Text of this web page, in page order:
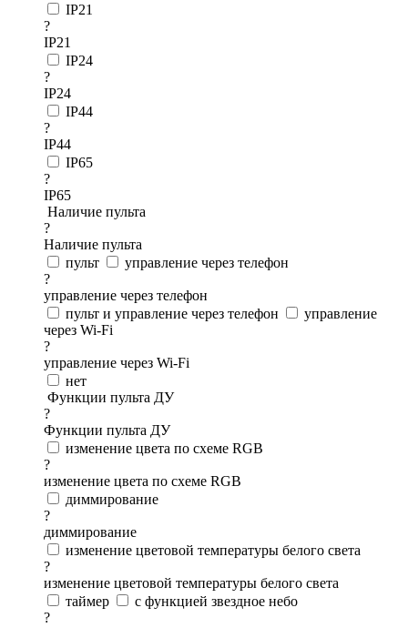
IP21
?
IP21
IP24
?
IP24
IP44
?
IP44
IP65
?
IP65
Наличие пульта
?
Наличие пульта
пульт
управление через телефон
?
управление через телефон
пульт и управление через телефон
управление
через Wi-Fi
?
управление через Wi-Fi
нет
Функции пульта ДУ
?
Функции пульта ДУ
изменение цвета по схеме RGB
?
изменение цвета по схеме RGB
диммирование
?
диммирование
изменение цветовой температуры белого света
?
изменение цветовой температуры белого света
таймер
с функцией звездное небо
?